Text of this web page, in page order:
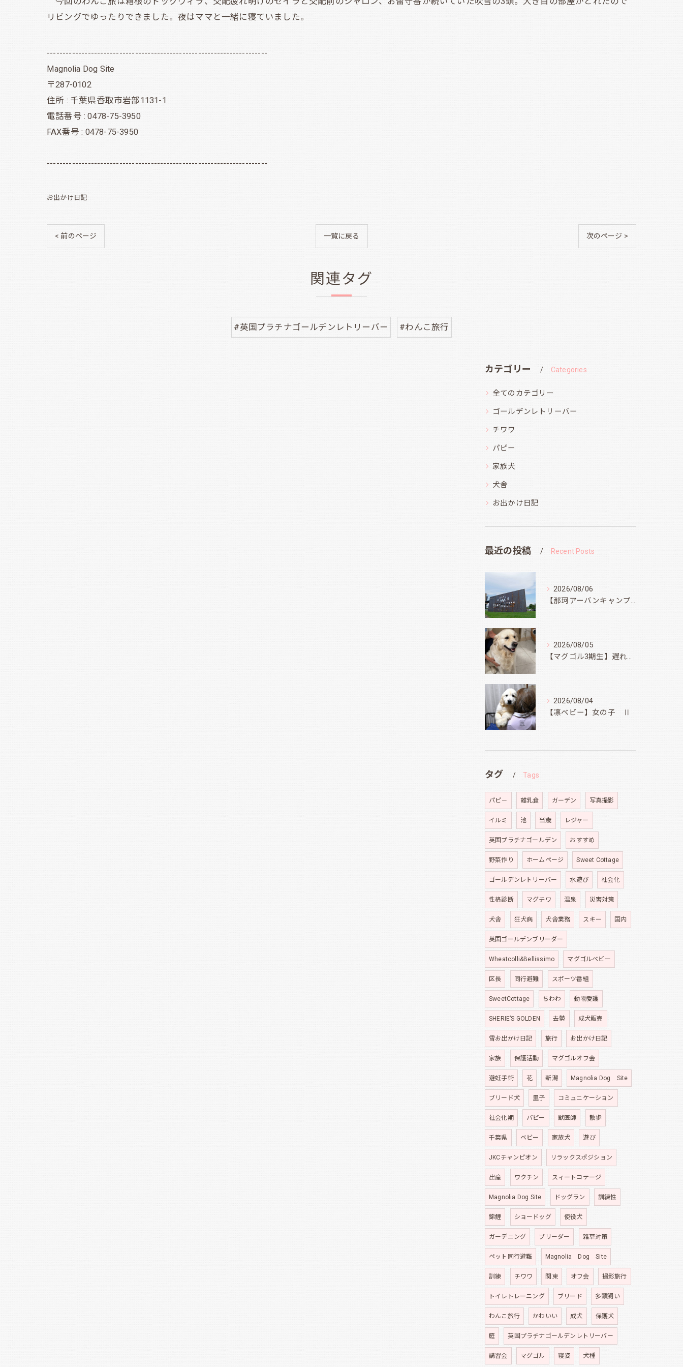
リビングでゆったりできました。夜はママと一緒に寝ていました。
----------------------------------------------------------------------
Magnolia Dog Site
〒287-0102
住所 : 千葉県香取市岩部1131-1
電話番号 : 0478-75-3950
FAX番号 : 0478-75-3950
----------------------------------------------------------------------
お出かけ日記
< 前のページ 一覧に戻る 次のページ >
関連タグ
#英国プラチナゴールデンレトリーバー #わんこ旅行
カテゴリー Categories
全てのカテゴリー
ゴールデンレトリーバー
チワワ
パピー
家族犬
犬舎
お出かけ日記
最近の投稿 Recent Posts
2026/08/06
【那珂アーバンキャンプフィールド】
2026/08/05
【マグゴル3期生】遅ればせながら
2026/08/04
【凛ベビー】女の子 Ⅱ
タグ Tags
パピ－ 離乳食 ガーデン 写真撮影
イルミ 池 当歳 レジャー
英国プラチナゴールデン おすすめ
野菜作り ホームページ Sweet Cottage
ゴールデンレトリーバー 水遊び 社会化
性格診断 マグチワ 温泉 災害対策
犬舎 狂犬病 犬舎業務 スキー 国内
英国ゴールデンブリーダー
Wheatcolli&Bellissimo マグゴルベビー
区長 同行避難 スポーツ番組
SweetCottage ちわわ 動物愛護
SHERIE’S GOLDEN 去勢 成犬販売
雪お出かけ日記 旅行 お出かけ日記
家族 保護活動 マグゴルオフ会
避妊手術 花 新潟 Magnolia Dog Site
ブリード犬 里子 コミュニケーション
社会化期 パピー 獣医師 散歩
千葉県 ベビー 家族犬 遊び
JKCチャンピオン リラックスポジション
出産 ワクチン スィートコテージ
Magnolia Dog Site ドッグラン 訓練性
錦鯉 ショードッグ 使役犬
ガーデニング ブリーダー 雑草対策
ペット同行避難 Magnolia Dog Site
訓練 チワワ 関東 オフ会 撮影旅行
トイレトレーニング ブリード 多頭飼い
わんこ旅行 かわいい 成犬 保護犬
庭 英国プラチナゴールデンレトリーバー
講習会 マグゴル 寝姿 犬種